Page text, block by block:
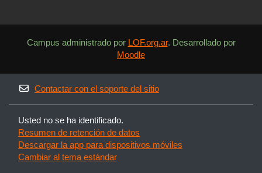
Campus administrado por LOF.org.ar. Desarrollado por
Moodle
Contactar con el soporte del sitio
Usted no se ha identificado.
Resumen de retención de datos
Descargar la app para dispositivos móviles
Cambiar al tema estándar